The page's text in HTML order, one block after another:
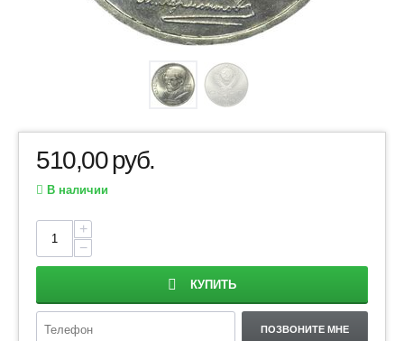
510,00руб.
В наличии
+
−
КУПИТЬ
ПОЗВОНИТЕ МНЕ